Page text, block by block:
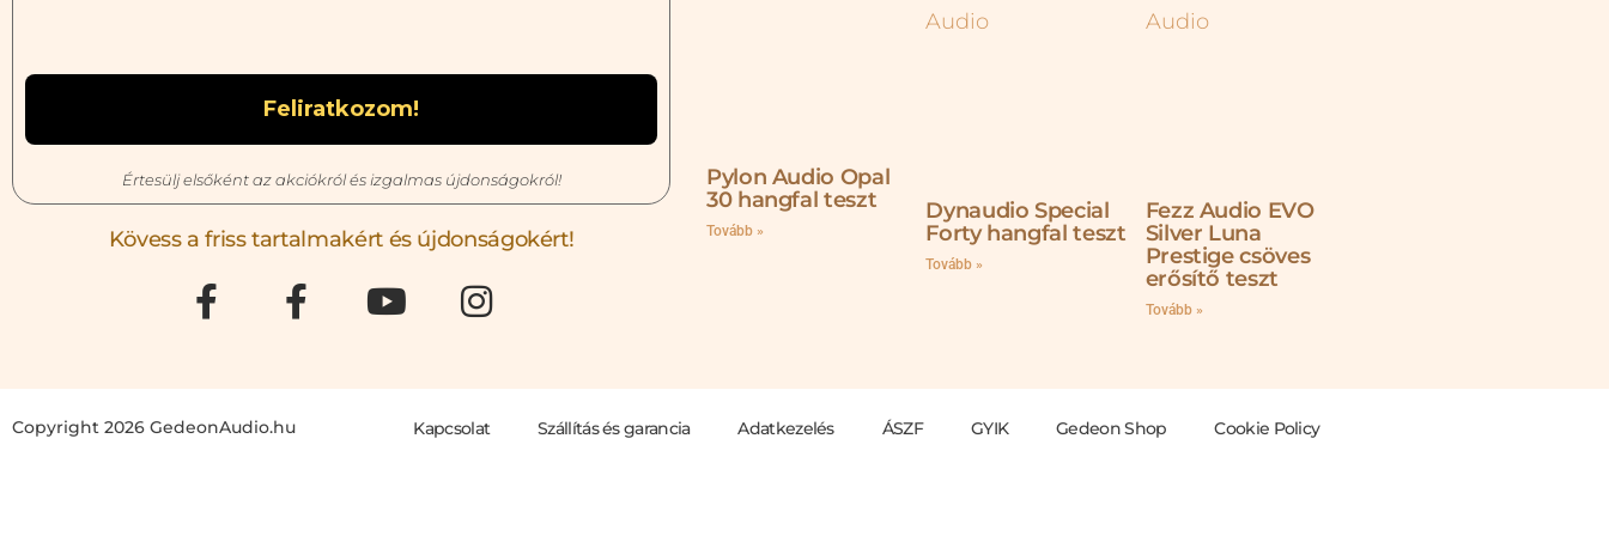
Értesülj elsőként az akciókról és izgalmas újdonságokról!
Kövess a friss tartalmakért és újdonságokért!
Pylon Audio Opal
30 hangfal teszt
Tovább »
Dynaudio Special
Forty hangfal teszt
Tovább »
Fezz Audio EVO
Silver Luna
Prestige csöves
erősítő teszt
Tovább »
Copyright 2026 GedeonAudio.hu Kapcsolat Szállítás és garancia Adatkezelés ÁSZF GYIK Gedeon Shop Cookie Policy